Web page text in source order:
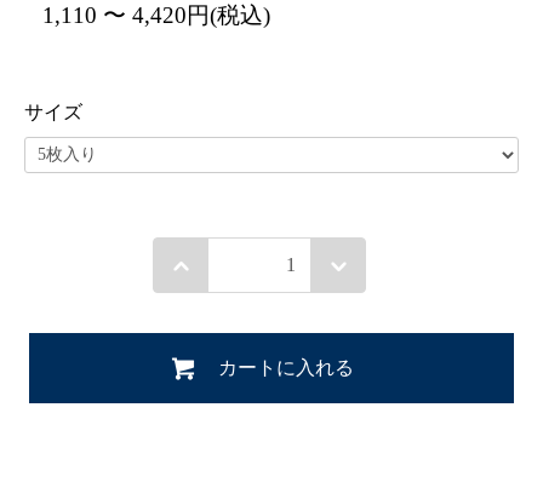
1,110 〜 4,420円(税込)
サイズ
カートに入れる